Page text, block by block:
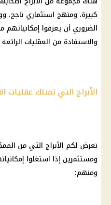
كبيرة، ومنهج استثماري ناجح،
الضروري أن يعرفوا
والاستفادة من العقليات الرائعة
الأبراج التي تمتلك عقليات
نعرض لكم الأبراج التي من
ومستثمرين إذا استغلوا
ومنهم: